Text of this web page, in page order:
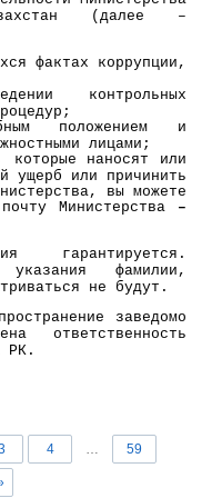
(далее –
фактах коррупции,
контрольных
положением и
лицами;
которые наносят или
ущерб или причинить
вы можете
Министерства –
гарантируется.
фамилии,
не будут.
заведомо
ответственность
РК.
4 … 59